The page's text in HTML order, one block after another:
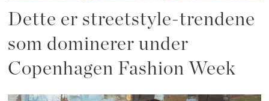
Dette er streetstyle-trendene
som dominerer under
Copenhagen Fashion Week